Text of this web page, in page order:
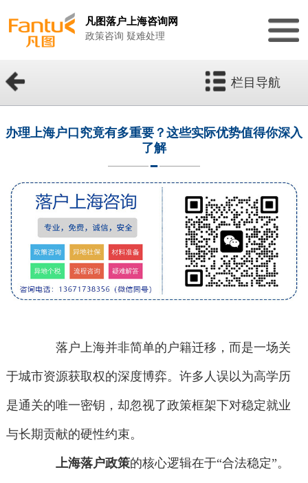
凡图落户上海咨询网
政策咨询 疑难处理
栏目导航
办理上海户口究竟有多重要？这些实际优势值得你深入
了解
落户上海并非简单的户籍迁移，而是一场关
于城市资源获取权的深度博弈。许多人误以为高学历
是通关的唯一密钥，却忽视了政策框架下对稳定就业
与长期贡献的硬性约束。
上海落户政策的核心逻辑在于“合法稳定”。